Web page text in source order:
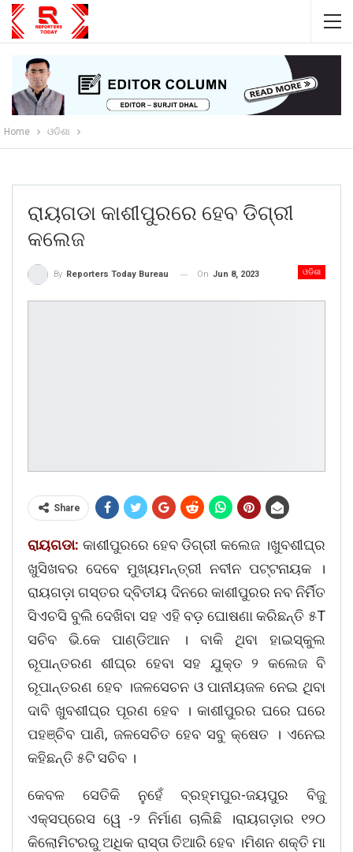
Home ଓଡିଶା
ରାୟଗଡା କାଶୀପୁରରେ ହେବ ଡିଗ୍ରୀ
କଲେଜ
ଓଡିଶା
By Reporters Today Bureau On Jun 8, 2023
Share
ରାୟଗଡା: କାଶୀପୁରରେ ହେବ ଡିଗ୍ରୀ କଲେଜ ।ଖୁବଶୀଘ୍ର
ଖୁସିଖବର ଦେବେ ମୁଖ୍ୟମନ୍ତ୍ରୀ ନବୀନ ପଟ୍ଟନାୟକ ।
ରାୟଗଡ଼ା ଗସ୍ତର ଦ୍ବିତୀୟ ଦିନରେ କାଶୀପୁରର ନବ ନିର୍ମିତ
ସିଏଚସି ବୁଲି ଦେଖିବା ସହ ଏହି ବଡ଼ ଘୋଷଣା କରିଛନ୍ତି ୫T
ସଚିବ ଭି.କେ ପାଣ୍ଡିଆନ । ବାକି ଥିବା ହାଇସ୍କୁଲ
ରୂପାନ୍ତରଣ ଶୀଘ୍ର ହେବା ସହ ଯୁକ୍ତ ୨ କଲେଜ ବି
ରୂପାନ୍ତରଣ ହେବ ।ଜଳସେଚନ ଓ ପାନୀୟଜଳ ନେଇ ଥିବା
ଦାବି ଖୁବଶୀଘ୍ର ପୂରଣ ହେବ । କାଶୀପୁରର ଘରେ ଘରେ
ପହଞ୍ଚିବ ପାଣି, ଜଳସେଚିତ ହେବ ସବୁ କ୍ଷେତ । ଏନେଇ
କହିଛନ୍ତି ୫ଟି ସଚିବ ।
କେବଳ ସେତିକି ନୁହେଁ ବ୍ରହ୍ମପୁର-ଜୟପୁର ବିଜୁ
ଏକ୍ସପ୍ରେସ ୱେ -୨ ନିର୍ମାଣ ଚାଲିଛି ।ରାୟଗଡ଼ାର ୧୨୦
କିଲୋମିଟରରୁ ଅଧିକ ରାସ୍ତା ତିଆରି ହେବ ।ମିଶନ ଶକ୍ତି ମା